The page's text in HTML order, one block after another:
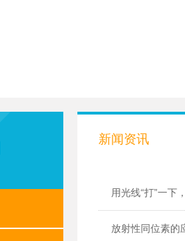
新闻资讯
用光线“打”一下
放射性同位素的